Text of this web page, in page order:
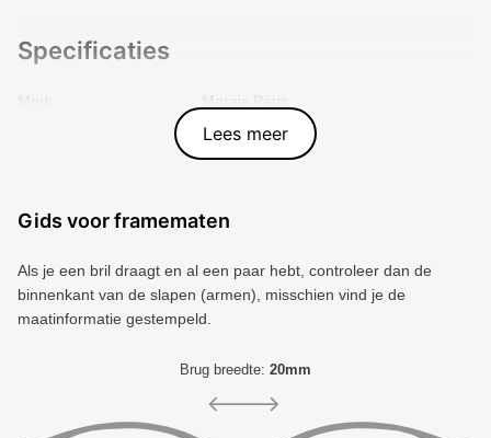
Specificaties
Merk
Marais Paris
Goud
Metal
Lees meer
Gids voor framematen
Als je een bril draagt ​​en al een paar hebt, controleer dan de
binnenkant van de slapen (armen), misschien vind je de
maatinformatie gestempeld.
Brug breedte: 20mm